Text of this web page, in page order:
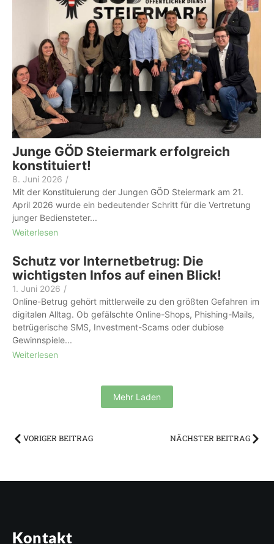
Junge GÖD Steiermark erfolgreich
konstituiert!
8. Juni 2026 /
Mit der Konstituierung der Jungen GÖD Steiermark am 21.
April 2026 wurde ein bedeutender Schritt für die Vertretung
junger Bediensteter...
Weiterlesen
Schutz vor Internetbetrug: Die
wichtigsten Infos auf einen Blick!
1. Juni 2026 /
Online-Betrug gehört mittlerweile zu den größten Gefahren im
digitalen Alltag. Ob gefälschte Online-Shops, Phishing-Mails,
betrügerische SMS, Investment-Scams oder dubiose
Gewinnspiele...
Weiterlesen
Mehr Laden
VORIGER BEITRAG NÄCHSTER BEITRAG
Kontakt